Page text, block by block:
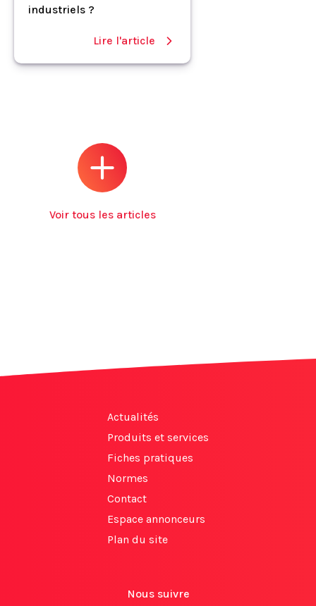
industriels ?
Lire l'article
Voir tous les articles
Actualités
Produits et services
Fiches pratiques
Normes
Contact
Espace annonceurs
Plan du site
Nous suivre